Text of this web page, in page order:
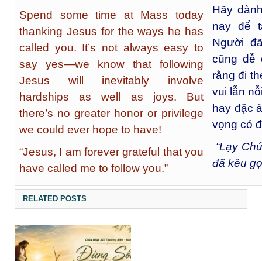
Spend some time at Mass today
thanking Jesus for the ways he has
called you. It’s not always easy to
say yes—we know that following
Jesus will inevitably involve
hardships as well as joys. But
there’s no greater honor or privilege
we could ever hope to have!
“Jesus, I am forever grateful that you
have called me to follow you.”
Hãy
nay để
Người
cũng dễ
rằng đi
vui lẫn
hay đặc
vọng có
“Lạy
đã kêu
RELATED POSTS